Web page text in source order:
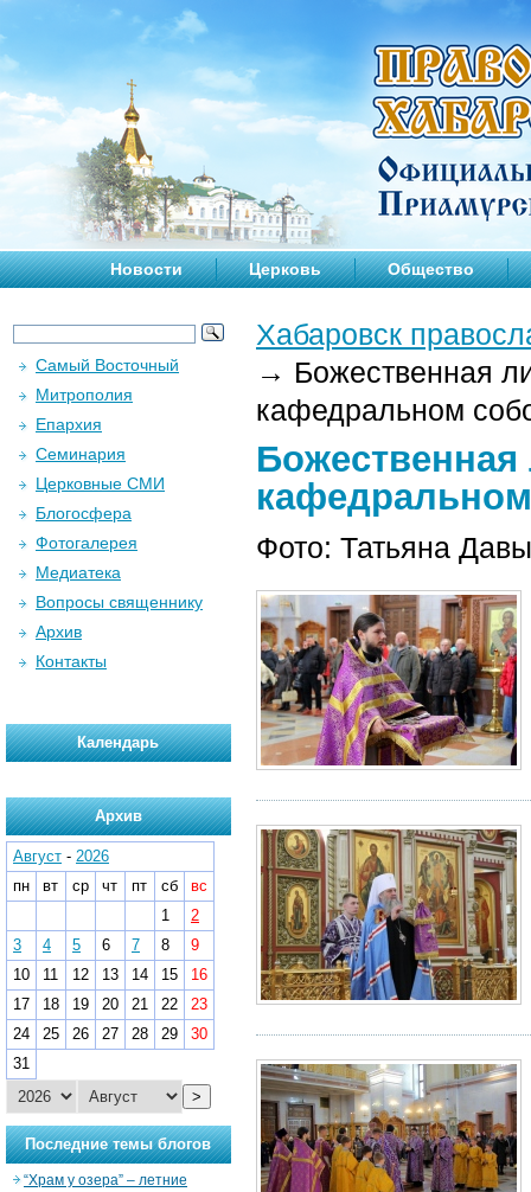
Новости Церковь Общество
Хабаровск
→ Божественная
кафедральном
кафедральном
Фото: Татьяна
Самый Восточный
Митрополия
Епархия
Семинария
Церковные СМИ
Блогосфера
Фотогалерея
Медиатека
Вопросы священнику
Архив
Контакты
Календарь
Архив
Август - 2026
пн
вт ср чт пт сб
вс
1
2
3
4 5 6 7 8
9
10
11 12 13 14 15
16
17
18 19 20 21 22
23
24
25 26 27 28 29
30
31
>
Последние темы блогов
“Храм у озера” – летние